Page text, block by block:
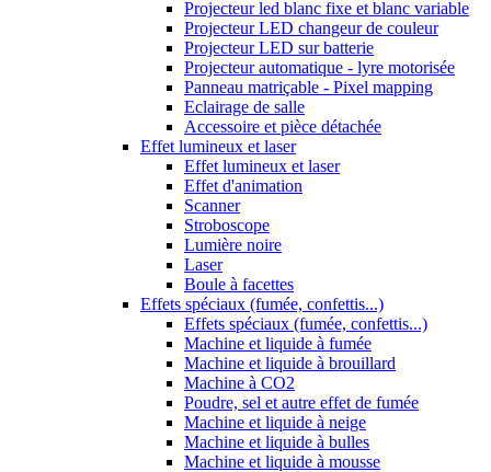
Projecteur led blanc fixe et blanc variable
Projecteur LED changeur de couleur
Projecteur LED sur batterie
Projecteur automatique - lyre motorisée
Panneau matriçable - Pixel mapping
Eclairage de salle
Accessoire et pièce détachée
Effet lumineux et laser
Effet lumineux et laser
Effet d'animation
Scanner
Stroboscope
Lumière noire
Laser
Boule à facettes
Effets spéciaux (fumée, confettis...)
Effets spéciaux (fumée, confettis...)
Machine et liquide à fumée
Machine et liquide à brouillard
Machine à CO2
Poudre, sel et autre effet de fumée
Machine et liquide à neige
Machine et liquide à bulles
Machine et liquide à mousse